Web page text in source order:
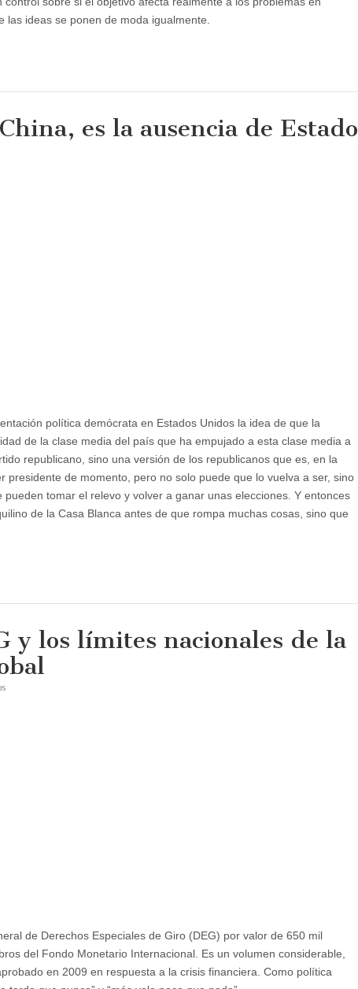
ideas se ponen de moda igualmente.
es la ausencia de Estado
política demócrata en Estados Unidos la idea de que la
de la clase media del país que ha empujado a esta clase media a
republicano, sino una versión de los republicanos que es, en la
presidente de momento, pero no solo puede que lo vuelva a ser, sino
pueden tomar el relevo y volver a ganar unas elecciones. Y entonces
de la Casa Blanca antes de que rompa muchas cosas, sino que
y los límites nacionales de la
en
de Derechos Especiales de Giro (DEG) por valor de 650 mil
del Fondo Monetario Internacional. Es un volumen considerable,
en 2009 en respuesta a la crisis financiera. Como política